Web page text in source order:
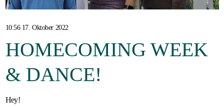
10:56 17. Oktober 2022
HOMECOMING WEEK
& DANCE!
Hey!